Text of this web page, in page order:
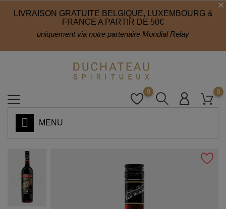
LIVRAISON GRATUITE BELGIQUE, LUXEMBOURG &
FRANCE A PARTIR DE 50€
uniquement via notre partenaire Mondial Relay
0
0
MENU